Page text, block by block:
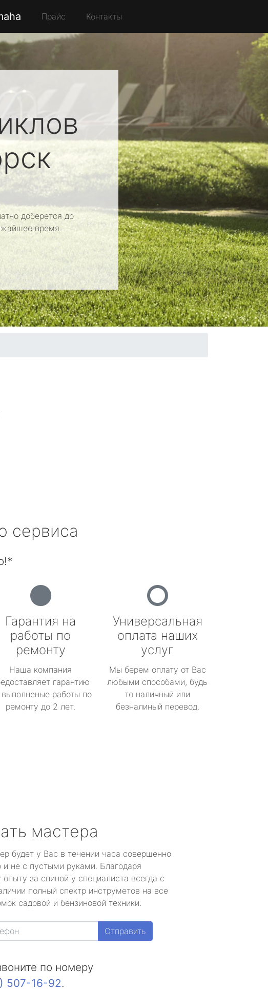
Прайс Контакты
доберется до
время.
сервиса
Гарантия на
работы по
ремонту
Наша компания
гарантию
выполненые работы по
ремонту до 2 лет.
Универсальная
оплата наших
услуг
Мы берем оплату от Вас
любыми способами, будь
то наличный или
безналиный перевод.
мастера
будет у Вас в течении часа совершенно
и не с пустыми руками. Благодаря
за спиной у специалиста всегда с
полный спектр инструметов на все
садовой и бензиновой техники.
Отправить
по номеру
507-16-92.